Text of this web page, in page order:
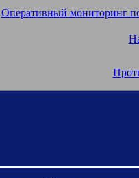
Оперативный мониторинг